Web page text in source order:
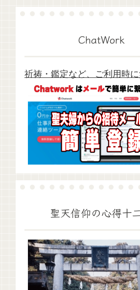
ChatWork
祈祷・鑑定など、ご利用時
聖天信仰の心得十